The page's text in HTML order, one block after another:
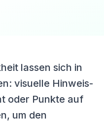
lassen sich in
visuelle Hinweis-
oder Punkte auf
um den